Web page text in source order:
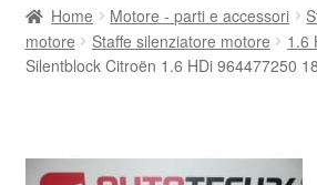
Consegna
Il mio account
Home Motore - parti e accessori
motore
Staffe silenziatore motore 1.6
Silentblock Citroën 1.6 HDi 964477250